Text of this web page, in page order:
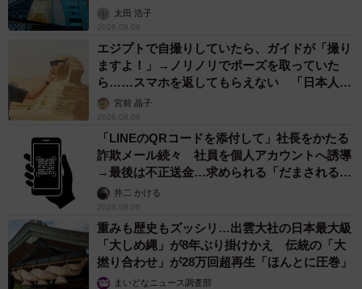
太田 浩子
2026.08.06
エジプトで自撮りしていたら、ガイドが「撮り
ますよ！」→ノリノリでポーズを取っていた
ら……スマホを返してもらえない 「日本人は
カモ代表かも」「私は6時間で3万円払った」
宮前 晶子
2026.08.06
「LINEのQRコードを添付して」社長をかたる
詐欺メール続々 社員を個人アカウントへ誘導
→最後は不正送金…求められる「だまされる前
提」の対策
井二 かける
2026.08.06
重みも歴史もズッシリ…出雲大社の日本最大級
「大しめ縄」が8年ぶり掛けかえ 伝統の「大
撚り合わせ」が28万回超再生「ほんとに圧巻」
まいどなニュース調査部